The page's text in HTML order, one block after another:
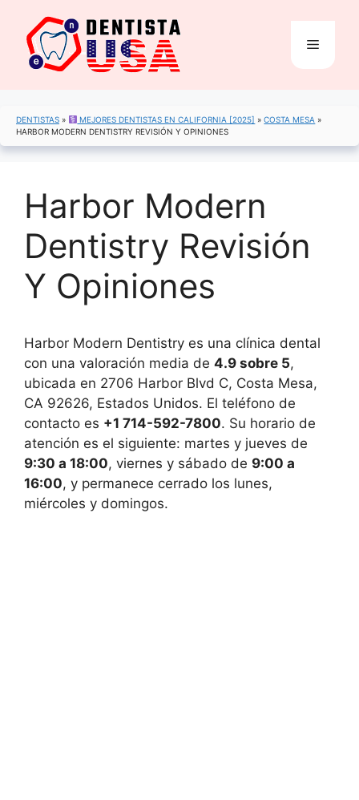
contenido
Menú
DENTISTAS » MEJORES DENTISTAS EN CALIFORNIA [2025] »COSTA MESA »
HARBOR MODERN DENTISTRY REVISIÓN Y OPINIONES
Harbor Modern
Dentistry Revisión
Y Opiniones
Harbor Modern Dentistry es una clínica dental
con una valoración media de 4.9 sobre 5,
ubicada en 2706 Harbor Blvd C, Costa Mesa,
CA 92626, Estados Unidos. El teléfono de
contacto es +1 714-592-7800. Su horario de
atención es el siguiente: martes y jueves de
9:30 a 18:00, viernes y sábado de 9:00 a
16:00, y permanece cerrado los lunes,
miércoles y domingos.